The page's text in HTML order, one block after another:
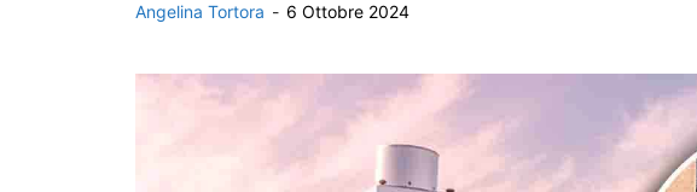
Angelina Tortora - 6 Ottobre 2024